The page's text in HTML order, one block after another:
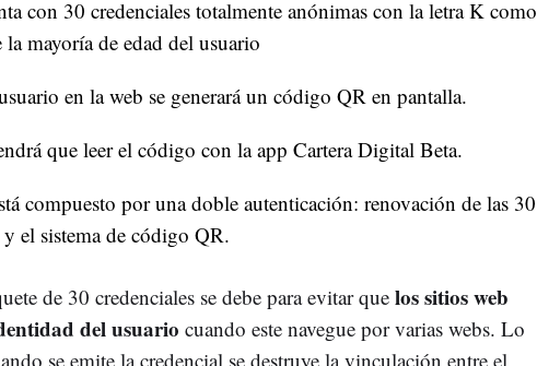
con 30 credenciales totalmente anónimas con la letra K como
mayoría de edad del usuario
en la web se generará un código QR en pantalla.
que leer el código con la app Cartera Digital Beta.
compuesto por una doble autenticación: renovación de las 30
y el sistema de código QR.
de 30 credenciales se debe para evitar que los sitios web
del usuario cuando este navegue por varias webs. Lo
se emite la credencial se destruye la vinculación entre el